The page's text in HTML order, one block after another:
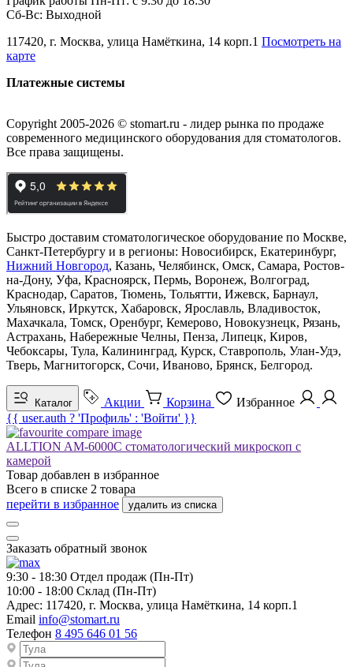
Сб-Вс: Выходной
117420, г. Москва, улица Намёткина, 14 корп.1 Посмотреть на
карте
Платежные системы
Copyright 2005-2026 © stomart.ru - лидер рынка по продаже
современного медицинского оборудования для стоматологов.
Все права защищены.
Быстро доставим стоматологическое оборудование по Москве,
Санкт-Петербургу и в регионы: Новосибирск, Екатеринбург,
Нижний Новгород, Казань, Челябинск, Омск, Самара, Ростов-
на-Дону, Уфа, Красноярск, Пермь, Воронеж, Волгоград,
Краснодар, Саратов, Тюмень, Тольятти, Ижевск, Барнаул,
Ульяновск, Иркутск, Хабаровск, Ярославль, Владивосток,
Махачкала, Томск, Оренбург, Кемерово, Новокузнецк, Рязань,
Астрахань, Набережные Челны, Пенза, Липецк, Киров,
Чебоксары, Тула, Калининград, Курск, Ставрополь, Улан-Удэ,
Тверь, Магнитогорск, Сочи, Иваново, Брянск, Белгород.
Каталог Акции Корзина
Избранное
{{ user.auth ? 'Профиль' : 'Войти' }}
ALLTION AM-6000C стоматологический микроскоп с
камерой
Товар добавлен в избранное
Всего в списке 2 товара
перейти в избранное
удалить из списка
Заказать обратный звонок
9:30 - 18:30 Отдел продаж (Пн-Пт)
10:00 - 18:00 Склад (Пн-Пт)
Адрес: 117420, г. Москва, улица Намёткина, 14 корп.1
Email info@stomart.ru
Телефон 8 495 646 01 56